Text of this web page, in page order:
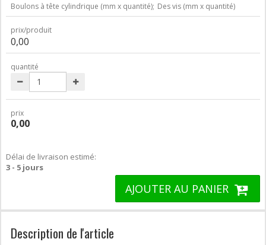
Boulons à tête cylindrique (mm x quantité); Des vis (mm x quantité)
prix/produit
0,00
quantité
prix
0,00
Délai de livraison estimé:
3 - 5 jours
AJOUTER AU PANIER
Description de l'article